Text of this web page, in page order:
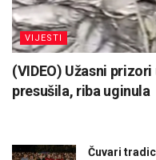
VIJESTI
(VIDEO) Užasni
presušila, riba uginula
Čuvari